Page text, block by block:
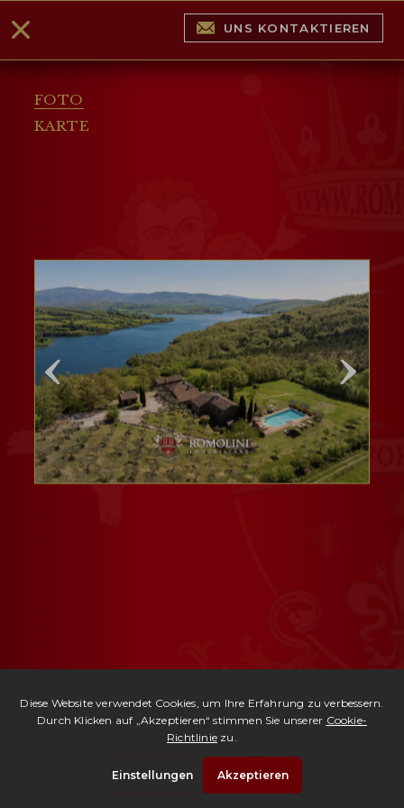
FOTO
KARTE
UNS KONTAKTIEREN
Borgo sul Lago
| € 1,950,000